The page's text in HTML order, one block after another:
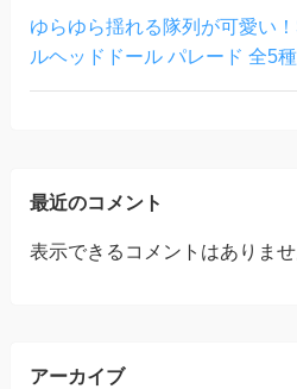
ゆらゆら揺れる隊列が可愛い
ルヘッドドール パレード 全5
最近のコメント
表示できるコメントはありませ
アーカイブ